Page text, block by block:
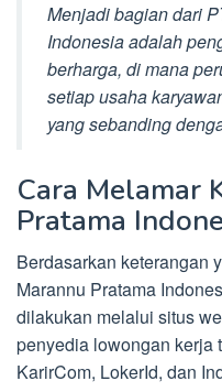
Menjadi bagian dari
Indonesia adalah
berharga, di mana
setiap usaha
yang sebanding
Cara Melamar
Pratama
Berdasarkan keterangan
Marannu Pratama
dilakukan melalui situs
penyedia lowongan kerja
KarirCom, LokerId, dan